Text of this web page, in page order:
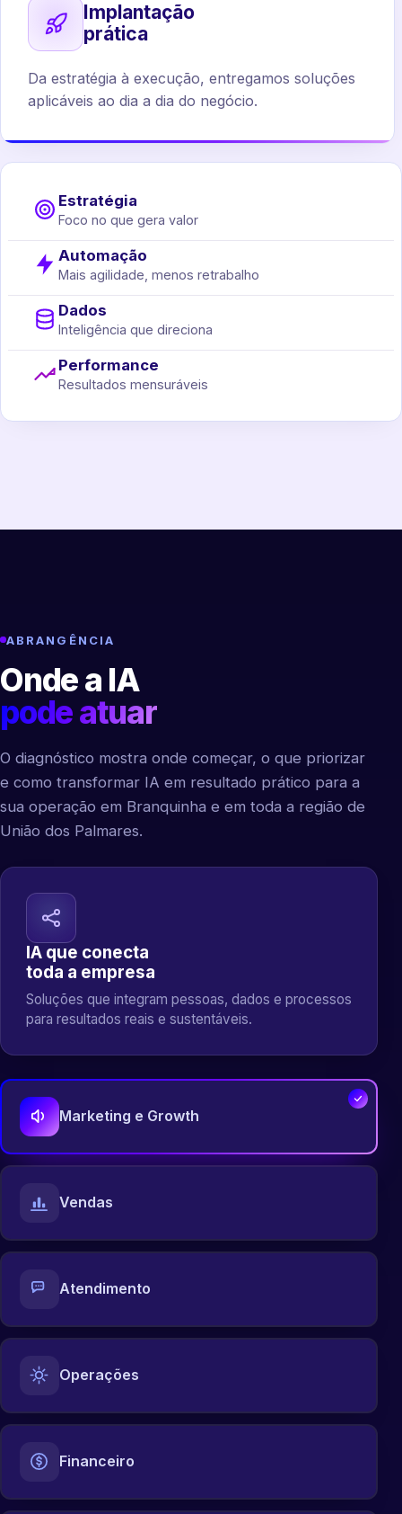
Implantação
prática
Da estratégia à execução, entregamos soluções
aplicáveis ao dia a dia do negócio.
Estratégia
Foco no que gera valor
Automação
Mais agilidade, menos retrabalho
Dados
Inteligência que direciona
Performance
Resultados mensuráveis
ABRANGÊNCIA
Onde a IA
pode atuar
O diagnóstico mostra onde começar, o que priorizar
e como transformar IA em resultado prático para a
sua operação em Branquinha e em toda a região de
União dos Palmares.
IA que conecta
toda a empresa
Soluções que integram pessoas, dados e processos
para resultados reais e sustentáveis.
Marketing e Growth
Vendas
Atendimento
Operações
Financeiro